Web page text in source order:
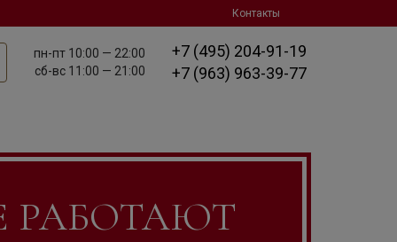
Контакты
пн-пт 10:00 — 22:00
сб-вс 11:00 — 21:00
+7 (495) 204-91-19
+7 (963) 963-39-77
РАБОТАЮТ